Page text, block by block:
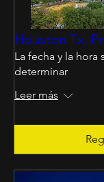
Houston Tx,
La fecha y la
determinar
Leer más